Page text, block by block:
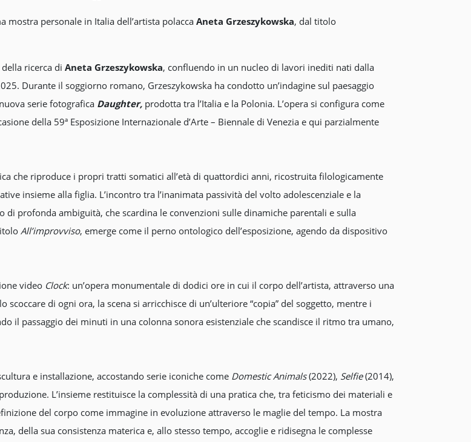
mostra personale in Italia dell’artista polacca Aneta Grzeszykowska, dal titolo
ricerca di Aneta Grzeszykowska, confluendo in un nucleo di lavori inediti nati dalla
Durante il soggiorno romano, Grzeszykowska ha condotto un’indagine sul paesaggio
serie fotografica Daughter, prodotta tra l’Italia e la Polonia. L’opera si configura come
della 59ª Esposizione Internazionale d’Arte – Biennale di Venezia e qui parzialmente
che riproduce i propri tratti somatici all’età di quattordici anni, ricostruita filologicamente
insieme alla figlia. L’incontro tra l’inanimata passività del volto adolescenziale e la
profonda ambiguità, che scardina le convenzioni sulle dinamiche parentali e sulla
All’improvviso, emerge come il perno ontologico dell’esposizione, agendo da dispositivo
video Clock: un’opera monumentale di dodici ore in cui il corpo dell’artista, attraverso una
di ogni ora, la scena si arricchisce di un’ulteriore “copia” del soggetto, mentre i
il passaggio dei minuti in una colonna sonora esistenziale che scandisce il ritmo tra umano,
e installazione, accostando serie iconiche come Domestic Animals(2022), Selfie(2014),
L’insieme restituisce la complessità di una pratica che, tra feticismo dei materiali e
del corpo come immagine in evoluzione attraverso le maglie del tempo. La mostra
della sua consistenza materica e, allo stesso tempo, accoglie e ridisegna le complesse